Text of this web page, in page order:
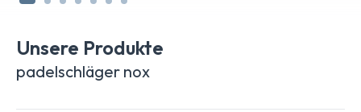
Zugänglichkeit bieten. Die Nox Equation hingegen ist
möchten. Mit den Nox Padelrackets heben Sie Ihr Spiel auf
eine neue Ebene.
Unsere Produkte
padelschläger nox